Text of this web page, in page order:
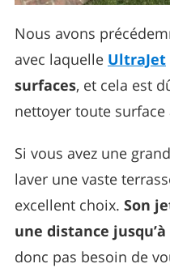
Nous avons
avec laquelle UltraJet
surfaces, et cela est
nettoyer toute
Si vous avez une
laver une vaste
excellent choix. Son
une distance
donc pas besoin de